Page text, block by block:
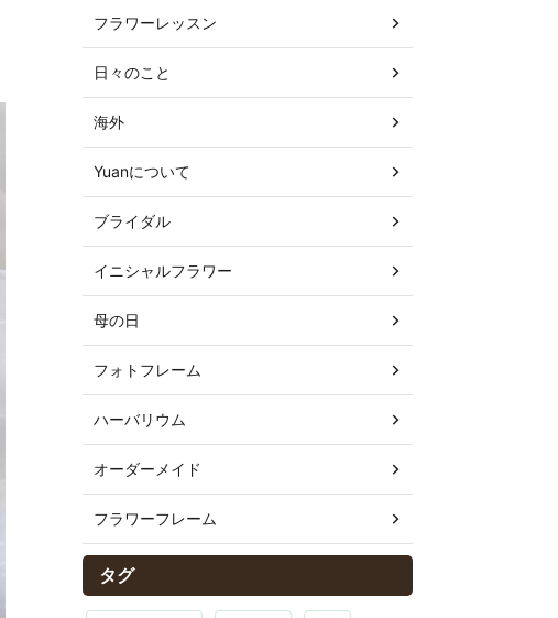
フラワーレッスン
日々のこと
海外
Yuanについて
ブライダル
イニシャルフラワー
母の日
フォトフレーム
ハーバリウム
オーダーメイド
フラワーフレーム
タグ